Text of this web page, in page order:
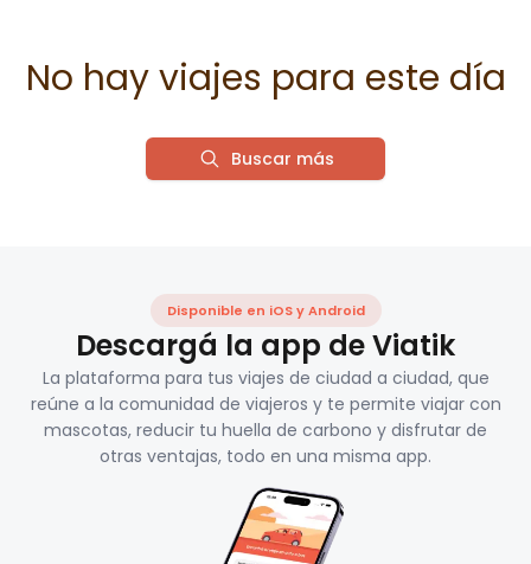
No hay viajes para este día
Buscar más
Disponible en iOS y Android
Descargá la app de Viatik
La plataforma para tus viajes de ciudad a ciudad, que
reúne a la comunidad de viajeros y te permite viajar con
mascotas, reducir tu huella de carbono y disfrutar de
otras ventajas, todo en una misma app.